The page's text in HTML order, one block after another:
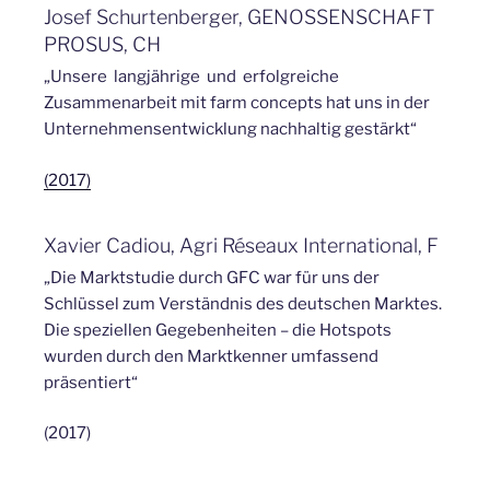
Josef Schurtenberger, GENOSSENSCHAFT
PROSUS, CH
„Unsere langjährige und erfolgreiche
Zusammenarbeit mit farm concepts hat uns in der
Unternehmensentwicklung nachhaltig gestärkt“
(2017)
Xavier Cadiou, Agri Réseaux International, F
„Die Marktstudie durch GFC war für uns der
Schlüssel zum Verständnis des deutschen Marktes.
Die speziellen Gegebenheiten – die Hotspots
wurden durch den Marktkenner umfassend
präsentiert“
(2017)